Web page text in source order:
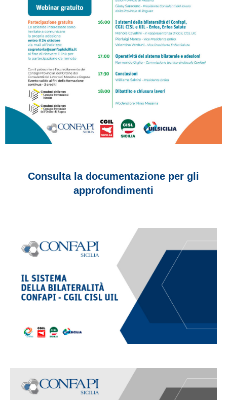
Consulta la documentazione per gli
approfondimenti